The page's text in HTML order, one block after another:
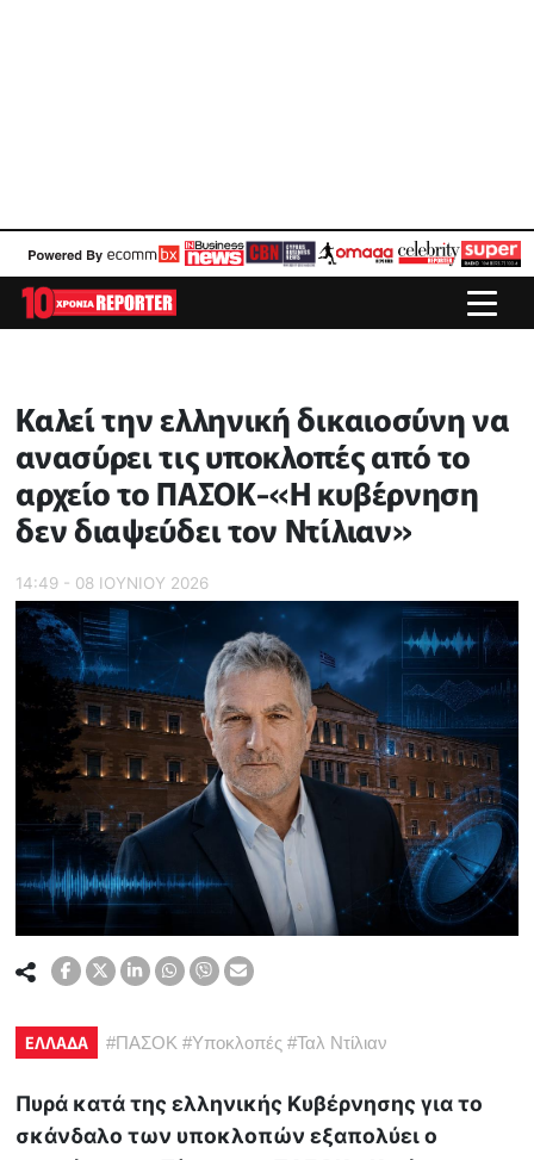
Καλεί την ελληνική δικαιοσύνη να
ανασύρει τις υποκλοπές από το
αρχείο το ΠΑΣΟΚ-«Η κυβέρνηση
δεν διαψεύδει τον Ντίλιαν»
14:49 - 08 ΙΟΥΝΙΟΥ 2026
ΕΛΛΑΔΑ #ΠΑΣΟΚ #Υποκλοπές #Ταλ Ντίλιαν
Πυρά κατά της ελληνικής Κυβέρνησης για το
σκάνδαλο των υποκλοπών εξαπολύει ο